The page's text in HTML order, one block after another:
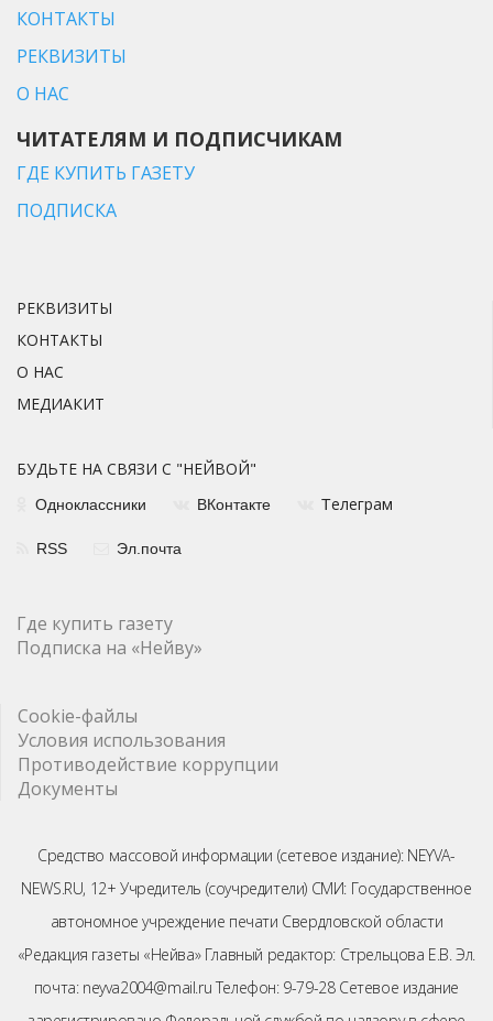
КОНТАКТЫ
РЕКВИЗИТЫ
О НАС
ЧИТАТЕЛЯМ И ПОДПИСЧИКАМ
ГДЕ КУПИТЬ ГАЗЕТУ
ПОДПИСКА
РЕКВИЗИТЫ
КОНТАКТЫ
О НАС
МЕДИАКИТ
БУДЬТЕ НА СВЯЗИ С "НЕЙВОЙ"
Одноклассники ВКонтакте Телеграм
RSS Эл.почта
Где купить газету
Подписка на «Нейву»
Cookie-файлы
Условия использования
Противодействие коррупции
Документы
Средство массовой информации (сетевое издание): NEYVA-
NEWS.RU, 12+ Учредитель (соучредители) СМИ: Государственное
автономное учреждение печати Свердловской области
«Редакция газеты «Нейва» Главный редактор: Стрельцова Е.В. Эл.
почта: neyva2004@mail.ru Телефон: 9-79-28 Сетевое издание